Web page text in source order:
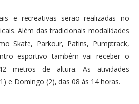
e recreativas serão realizadas no
Além das tradicionais modalidades
Skate, Parkour, Patins, Pumptrack,
esportivo também vai receber o
metros de altura. As atividades
e Domingo (2), das 08 às 14 horas.